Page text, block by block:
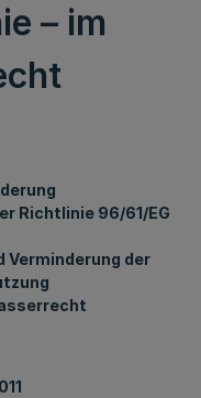
– im
Richtlinie 96/61/EG
Verminderung der